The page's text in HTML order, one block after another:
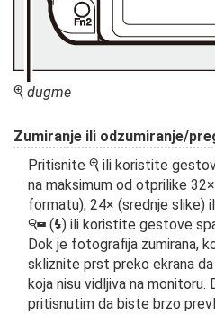
X dugme
Zumiranje ili odzumiranje/
Pritisnite X ili koristite
na maksimum od otprilike
formatu), 24× (srednje slike)
W (M) ili koristite gestove
Dok je fotografija zumirana,
skliznite prst preko ekrana
koja nisu vidljiva na monitoru.
pritisnutim da biste brzo